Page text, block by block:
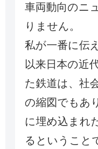
車両動向のニ
りません。
私が一番に伝
以来日本の近
た鉄道は、社
の縮図でもあ
に埋め込まれ
るということ